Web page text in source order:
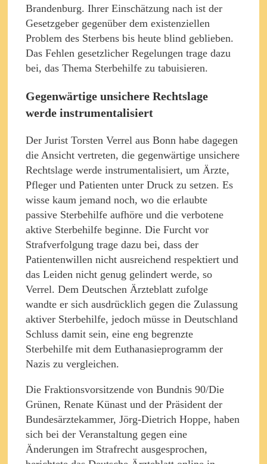
Brandenburg. Ihrer Einschätzung nach ist der
Gesetzgeber gegenüber dem existenziellen
Problem des Sterbens bis heute blind geblieben.
Das Fehlen gesetzlicher Regelungen trage dazu
bei, das Thema Sterbehilfe zu tabuisieren.
Gegenwärtige unsichere Rechtslage
werde instrumentalisiert
Der Jurist Torsten Verrel aus Bonn habe dagegen
die Ansicht vertreten, die gegenwärtige unsichere
Rechtslage werde instrumentalisiert, um Ärzte,
Pfleger und Patienten unter Druck zu setzen. Es
wisse kaum jemand noch, wo die erlaubte
passive Sterbehilfe aufhöre und die verbotene
aktive Sterbehilfe beginne. Die Furcht vor
Strafverfolgung trage dazu bei, dass der
Patientenwillen nicht ausreichend respektiert und
das Leiden nicht genug gelindert werde, so
Verrel. Dem Deutschen Ärzteblatt zufolge
wandte er sich ausdrücklich gegen die Zulassung
aktiver Sterbehilfe, jedoch müsse in Deutschland
Schluss damit sein, eine eng begrenzte
Sterbehilfe mit dem Euthanasieprogramm der
Nazis zu vergleichen.
Die Fraktionsvorsitzende von Bundnis 90/Die
Grünen, Renate Künast und der Präsident der
Bundesärztekammer, Jörg-Dietrich Hoppe, haben
sich bei der Veranstaltung gegen eine
Änderungen im Strafrecht ausgesprochen,